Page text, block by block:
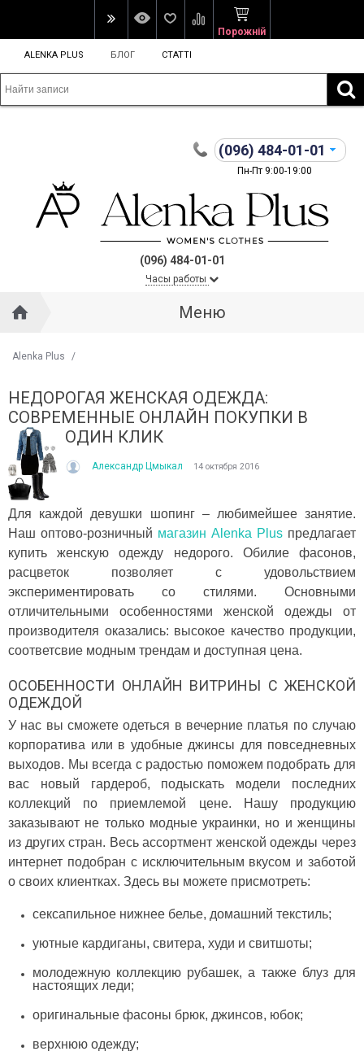
Порожній
ALENKA PLUS БЛОГ СТАТТІ
(096) 484-01-01
Пн-Пт 9:00-19:00
(096) 484-01-01
Часы работы
Меню
Alenka Plus /
ЯКЕ ПОСТІЙНО ДИВУЄ: ЯК ОДЯГАТИСЯ,
ЗРАНКУ СПЕКА, А ВВЕЧЕРІ ВЖЕ ХОЧЕТЬСЯ
літа погода ніби вирішила перевірити всіх на
після обіду приходить сильний...
далі →
СПІДНИЦЕЮ: ЩО ОБРАТИ
Літо — це час, коли
впевнено та комфортно.
жінок звертають увагу не
Читати далі →
НЕДОРОГАЯ ЖЕНСКАЯ ОДЕЖДА:
СОВРЕМЕННЫЕ ОНЛАЙН ПОКУПКИ В
ОДИН КЛИК
Александр Цмыкал 14 октября 2016
Для каждой девушки шопинг – любимейшее занятие.
Наш оптово-розничный магазин Alenka Plus предлагает
купить женскую одежду недорого. Обилие фасонов,
расцветок позволяет с удовольствием
экспериментировать со стилями. Основными
отличительными особенностями женской одежды от
производителя оказались: высокое качество продукции,
соответсвие модным трендам и доступная цена.
ОСОБЕННОСТИ ОНЛАЙН ВИТРИНЫ С ЖЕНСКОЙ
ОДЕЖДОЙ
У нас вы сможете одеться в вечерние платья по случаю
корпоратива или в удобные джинсы для повседневных
выходов. Мы всегда с радостью поможем подобрать для
вас новый гардероб, подыскать модели последних
коллекций по приемлемой цене. Нашу продукцию
заказывают не только модные украинки, но и женщины
из других стран. Весь ассортмент женской одежды через
интернет подобран с исключительным вкусом и заботой
о своих клиентках. Здесь вы можете присмотреть:
сексапильное нижнее белье, домашний текстиль;
уютные кардиганы, свитера, худи и свитшоты;
молодежную коллекцию рубашек, а также блуз для
настоящих леди;
оригинальные фасоны брюк, джинсов, юбок;
верхнюю одежду;